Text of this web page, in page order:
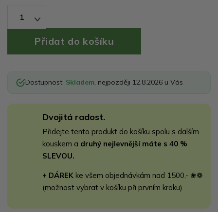
1
Dostupnost: Skladem, nejpozději 12.8.2026 u Vás
Dvojitá radost.
Přidejte tento produkt do košíku spolu s dalším
kouskem a druhý nejlevnější máte s 40 %
SLEVOU.
+ DÁREK ke všem objednávkám nad 1500,- ❀❁
(možnost vybrat v košíku při prvním kroku)